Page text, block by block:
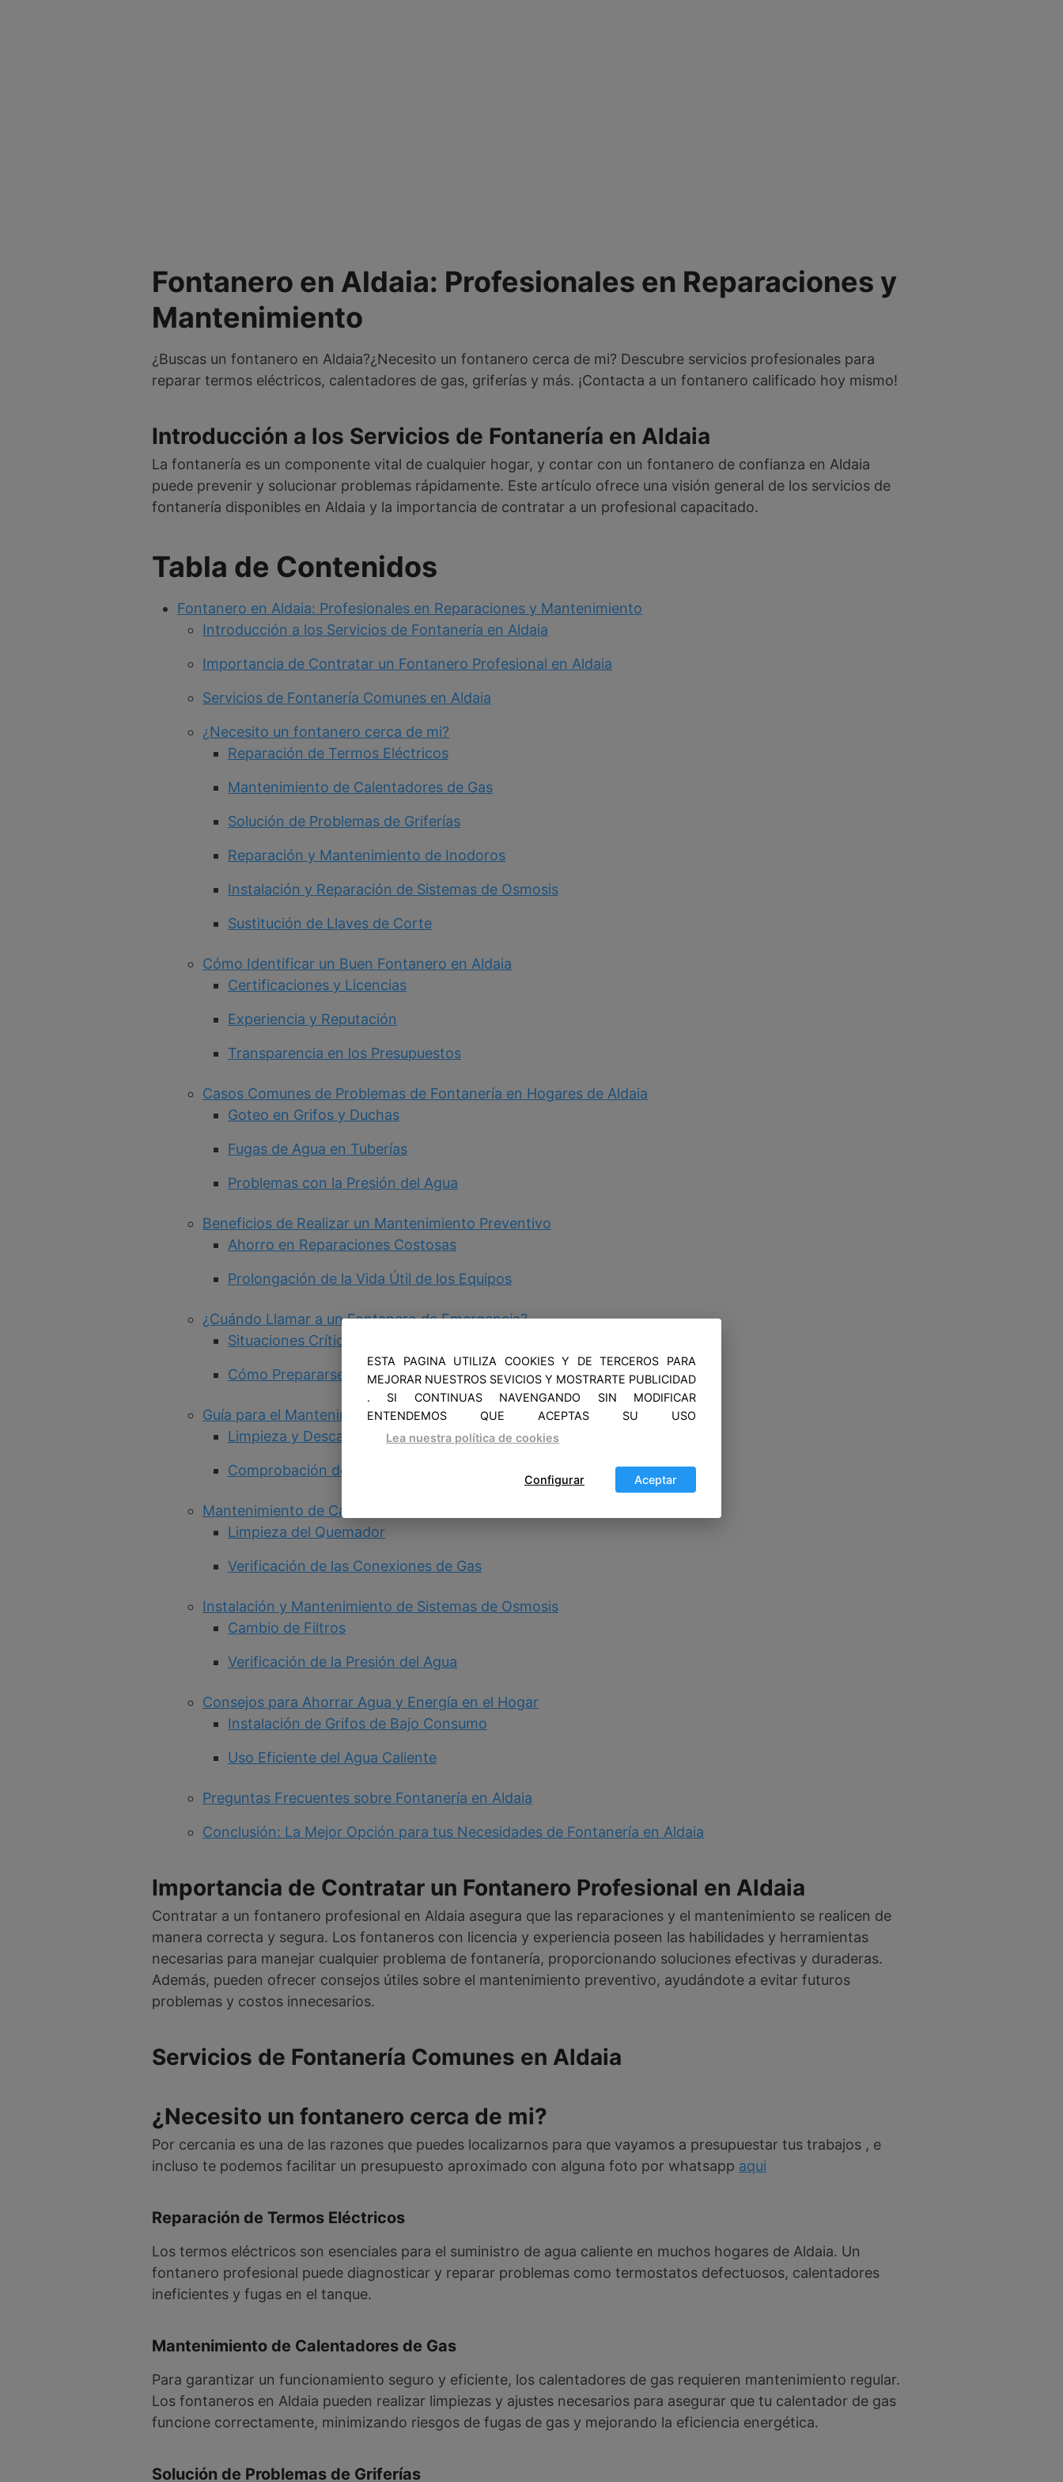
Fontanero en Aldaia: Profesionales en Reparaciones y
Mantenimiento
¿Buscas un fontanero en Aldaia?¿Necesito un fontanero cerca de mi? Descubre servicios profesionales para
reparar termos eléctricos, calentadores de gas, griferías y más. ¡Contacta a un fontanero calificado hoy mismo!
Introducción a los Servicios de Fontanería en Aldaia
La fontanería es un componente vital de cualquier hogar, y contar con un fontanero de confianza en Aldaia
puede prevenir y solucionar problemas rápidamente. Este artículo ofrece una visión general de los servicios de
fontanería disponibles en Aldaia y la importancia de contratar a un profesional capacitado.
Tabla de Contenidos
Fontanero en Aldaia: Profesionales en Reparaciones y Mantenimiento
Introducción a los Servicios de Fontanería en Aldaia
Importancia de Contratar un Fontanero Profesional en Aldaia
Servicios de Fontanería Comunes en Aldaia
¿Necesito un fontanero cerca de mi?
Reparación de Termos Eléctricos
Mantenimiento de Calentadores de Gas
Solución de Problemas de Griferías
Reparación y Mantenimiento de Inodoros
Instalación y Reparación de Sistemas de Osmosis
Sustitución de Llaves de Corte
Cómo Identificar un Buen Fontanero en Aldaia
Certificaciones y Licencias
Experiencia y Reputación
Transparencia en los Presupuestos
Casos Comunes de Problemas de Fontanería en Hogares de Aldaia
Goteo en Grifos y Duchas
Fugas de Agua en Tuberías
Problemas con la Presión del Agua
Beneficios de Realizar un Mantenimiento Preventivo
Ahorro en Reparaciones Costosas
Prolongación de la Vida Útil de los Equipos
¿Cuándo Llamar a un Fontanero de Emergencia?
Situaciones Críticas que Requieren Atención Inmediata
Cómo Prepararse para una Emergencia de Fontanería
Guía para el Mantenimiento del Termo Eléctrico
Limpieza y Descalcificación
Comprobación de Elementos Eléctricos
Mantenimiento de Calentadores de Gas
Limpieza del Quemador
Verificación de las Conexiones de Gas
Instalación y Mantenimiento de Sistemas de Osmosis
Cambio de Filtros
Verificación de la Presión del Agua
Consejos para Ahorrar Agua y Energía en el Hogar
Instalación de Grifos de Bajo Consumo
Uso Eficiente del Agua Caliente
Preguntas Frecuentes sobre Fontanería en Aldaia
Conclusión: La Mejor Opción para tus Necesidades de Fontanería en Aldaia
Importancia de Contratar un Fontanero Profesional en Aldaia
Contratar a un fontanero profesional en Aldaia asegura que las reparaciones y el mantenimiento se realicen de
manera correcta y segura. Los fontaneros con licencia y experiencia poseen las habilidades y herramientas
necesarias para manejar cualquier problema de fontanería, proporcionando soluciones efectivas y duraderas.
Además, pueden ofrecer consejos útiles sobre el mantenimiento preventivo, ayudándote a evitar futuros
problemas y costos innecesarios.
Servicios de Fontanería Comunes en Aldaia
¿Necesito un fontanero cerca de mi?
Por cercania es una de las razones que puedes localizarnos para que vayamos a presupuestar tus trabajos , e
incluso te podemos facilitar un presupuesto aproximado con alguna foto por whatsapp aqui
Reparación de Termos Eléctricos
Los termos eléctricos son esenciales para el suministro de agua caliente en muchos hogares de Aldaia. Un
fontanero profesional puede diagnosticar y reparar problemas como termostatos defectuosos, calentadores
ineficientes y fugas en el tanque.
Mantenimiento de Calentadores de Gas
Para garantizar un funcionamiento seguro y eficiente, los calentadores de gas requieren mantenimiento regular.
Los fontaneros en Aldaia pueden realizar limpiezas y ajustes necesarios para asegurar que tu calentador de gas
funcione correctamente, minimizando riesgos de fugas de gas y mejorando la eficiencia energética.
Solución de Problemas de Griferías
ESTA PAGINA UTILIZA COOKIES Y DE TERCEROS PARA
MEJORAR NUESTROS SEVICIOS Y MOSTRARTE PUBLICIDAD
. SI CONTINUAS NAVENGANDO SIN MODIFICAR
ENTENDEMOS QUE ACEPTAS SU USO
Lea nuestra política de cookies
Aceptar
Configurar